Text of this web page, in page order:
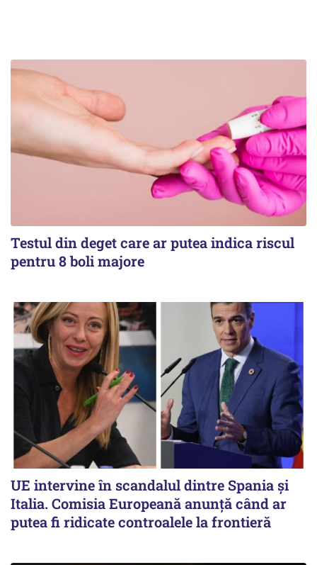
Testul din deget care ar putea indica riscul
pentru 8 boli majore
UE intervine în scandalul dintre Spania și
Italia. Comisia Europeană anunță când ar
putea fi ridicate controalele la frontieră